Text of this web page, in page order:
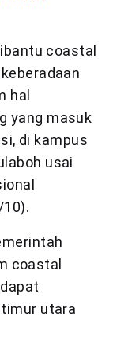
coastal
hal
yang masuk
di kampus
usai
10).
coastal
utara